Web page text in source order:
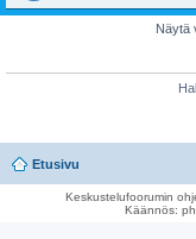
e
Näytä
Etusivu
Keskustelufoorumin
Käännös: